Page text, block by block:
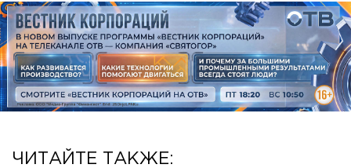
ЧИТАЙТЕ ТАКЖЕ: